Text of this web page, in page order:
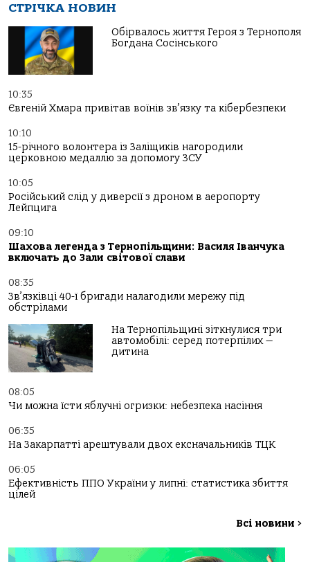
СТРІЧКА НОВИН
Обірвалось життя Героя з Тернополя
Богдана Сосінського
10:35
Євгеній Хмара привітав воїнів зв’язку та кібербезпеки
10:10
15-річного волонтера із Заліщиків нагородили
церковною медаллю за допомогу ЗСУ
10:05
Російський слід у диверсії з дроном в аеропорту
Лейпцига
09:10
Шахова легенда з Тернопільщини: Василя Іванчука
включать до Зали світової слави
08:35
Зв’язківці 40-ї бригади налагодили мережу під
обстрілами
На Тернопільщині зіткнулися три
автомобілі: серед потерпілих —
дитина
08:05
Чи можна їсти яблучні огризки: небезпека насіння
06:35
На Закарпатті арештували двох ексначальників ТЦК
06:05
Ефективність ППО України у липні: статистика збиття
цілей
Всі новини >